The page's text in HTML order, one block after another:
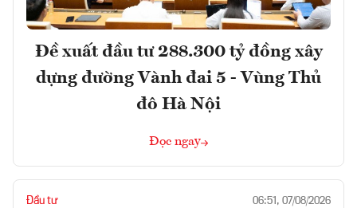
Đề xuất đầu tư 288.300 tỷ đồng xây
dựng đường Vành đai 5 - Vùng Thủ
đô Hà Nội
Đọc ngay
Đầu tư 06:51, 07/08/2026